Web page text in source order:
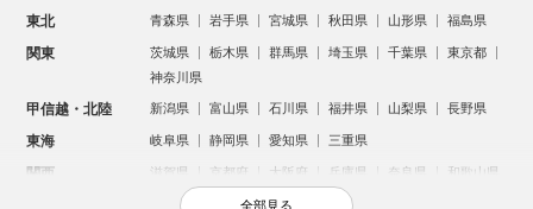
東北 青森県 岩手県 宮城県 秋田県 山形県 福島県
関東 茨城県 栃木県 群馬県 埼玉県 千葉県
東京都
神奈川県
甲信越・北陸 新潟県 富山県 石川県 福井県 山梨県 長野県
東海 岐阜県 静岡県 愛知県 三重県
関西 滋賀県 京都府 大阪府 兵庫県 奈良県 和歌山県
鳥取県 島根県 岡山県 広島県
全部見る